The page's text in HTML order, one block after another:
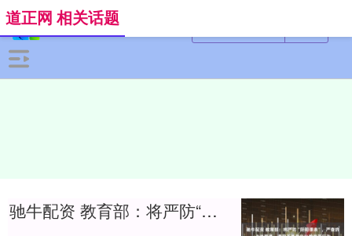
道正网 相关话题
驰牛配资 教育部：将严防“阴阳课表”，严查挤占体育课、课间不准学生出教室等行为